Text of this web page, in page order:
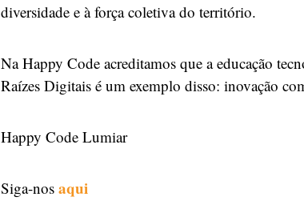
diversidade e à força coletiva do território.
Na Happy Code acreditamos que a educação
Raízes Digitais é um exemplo disso: inovação
Happy Code Lumiar
Siga-nos aqui